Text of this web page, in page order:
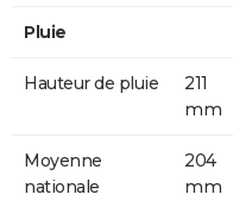
Pluie
Hauteur de pluie
211
mm
Moyenne
nationale
204
mm